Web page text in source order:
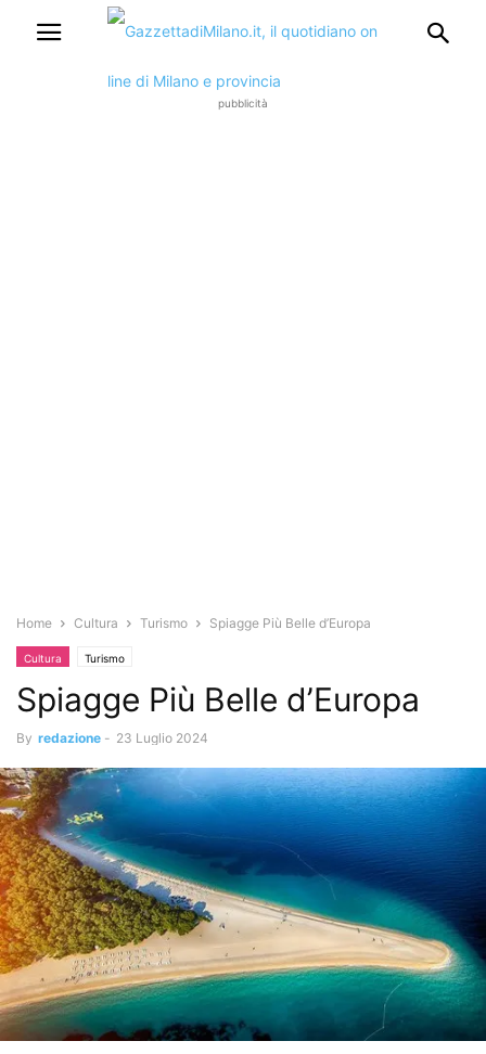
pubblicità
Home Cultura Turismo Spiagge Più Belle d’Europa
Cultura Turismo
Spiagge Più Belle d’Europa
By redazione - 23 Luglio 2024